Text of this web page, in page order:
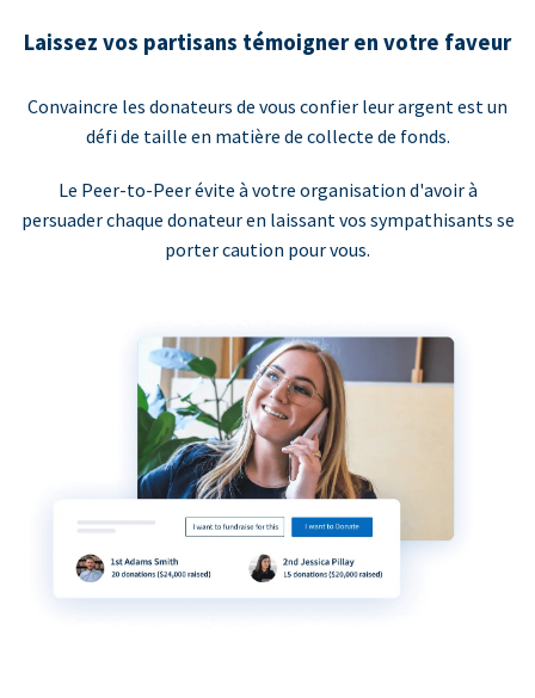
Laissez vos partisans témoigner en votre faveur
Convaincre les donateurs de vous confier leur argent est un
défi de taille en matière de collecte de fonds.
Le Peer-to-Peer évite à votre organisation d'avoir à
persuader chaque donateur en laissant vos sympathisants se
porter caution pour vous.